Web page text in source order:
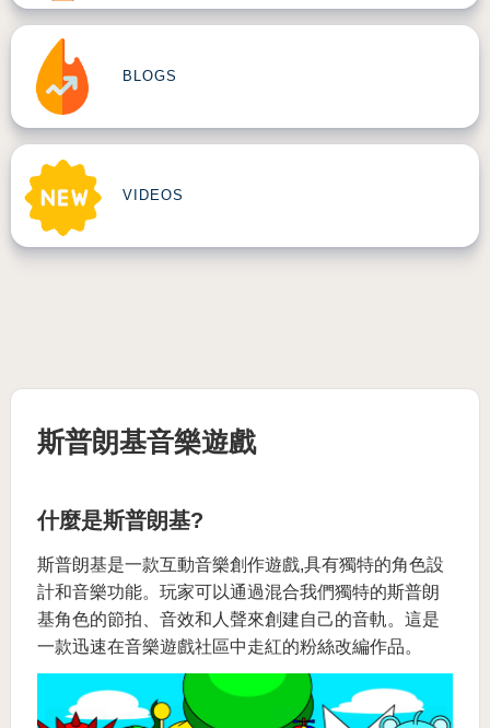
BLOGS
VIDEOS
斯普朗基音樂遊戲
什麼是斯普朗基?
斯普朗基是一款互動音樂創作遊戲,具有獨特的角色設
計和音樂功能。玩家可以通過混合我們獨特的斯普朗
基角色的節拍、音效和人聲來創建自己的音軌。這是
一款迅速在音樂遊戲社區中走紅的粉絲改編作品。